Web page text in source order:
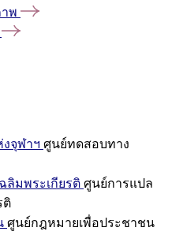
พ
จุฬาฯ ศูนย์ทดสอบทาง
ลิมพระเกียรติ ศูนย์การแปล
ติ
ศูนย์กฎหมายเพื่อประชาชน